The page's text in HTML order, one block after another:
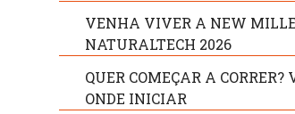
VENHA VIVER A NEW
NATURALTECH 2026
QUER COMEÇAR A CORRER?
ONDE INICIAR